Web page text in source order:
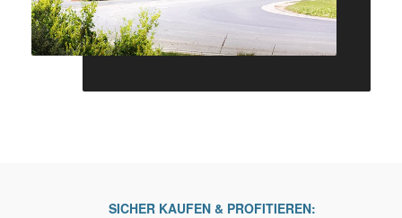
SICHER KAUFEN & PROFITIEREN: